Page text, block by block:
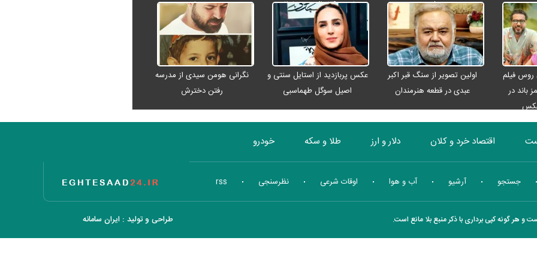
شد
باختن ۲۴ زائر در تصادفات
اربعینی
عبدی رفت
روس فیلم
باند در
اولین تصویر از سنگ قبر اکبر
عبدی در قطعه هنرمندان
عکس پربازدید از استایل سنتی و
اصیل سوگل طهماسبی
نگرانی هومن سیدی از مدرسه
رفتن دخترش
اقتصاد خرد و کلان دلار و ارز طلا و سکه خودرو
بورس انرژی چندرسانه ای منهای اقتصاد تاریخ اقتصاد جستجو آرشیو آب و هوا اوقات شرعی نظرسنجی rss
طراحی و تولید : ایران سامانه